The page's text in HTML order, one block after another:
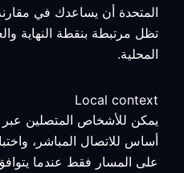
المتحدة أن يساعدك في
تظل مرتبطة بنقطة النهاية
المحلية.
Local context
يمكن للأشخاص المتصلين
أساس للاتصال المباشر،
على المسار فقط عندما